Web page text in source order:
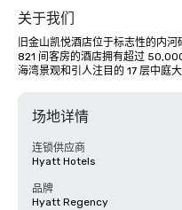
关于我们
旧金山凯悦酒店位于标志性的内
821 间客房的酒店拥有超过
海湾景观和引人注目的 17 层中庭
场地详情
连锁供应商
Hyatt Hotels
品牌
Hyatt Regency